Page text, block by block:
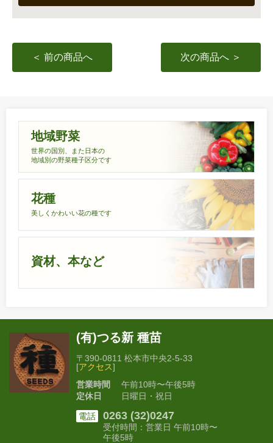
＜ 前の商品へ 次の商品へ ＞
地域野菜
世界の国別、また日本の
地域別の野菜種子区分です
花種
美しくかわいい花の種です
資材、本など
(有)つる新 種苗
〒390-0811 松本市中央2-5-33
[アクセス]
営業時間
午前10時〜午後5時
定休日
日曜日・祝日
電話 0263 (32)0247
受付時間：営業日 午前10時〜
午後5時